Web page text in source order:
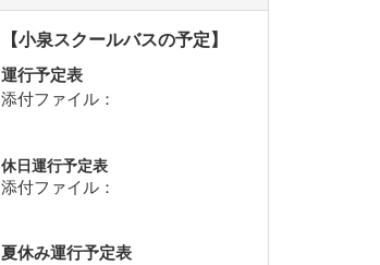
【小泉スクールバスの予定】
運行予定表
添付ファイル：
休日運行予定表
添付ファイル：
夏休み運行予定表